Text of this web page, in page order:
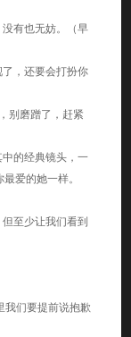
有也无妨。（早
，还要会打扮你
别磨蹭了，赶紧
的经典镜头，一
爱的她一样。
至少让我们看到
我们要提前说抱歉